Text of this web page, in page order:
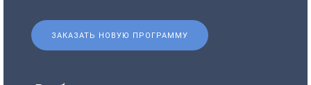
ЗАКАЗАТЬ НОВУЮ ПРОГРАММУ